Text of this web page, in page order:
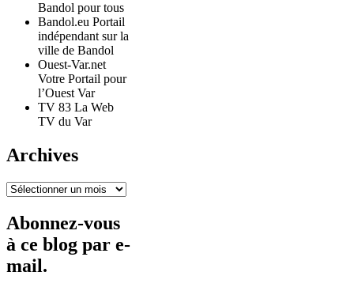
Bandol pour tous
Bandol.eu Portail
indépendant sur la
ville de Bandol
Ouest-Var.net
Votre Portail pour
l’Ouest Var
TV 83 La Web
TV du Var
Archives
Archives
Abonnez-vous
à ce blog par e-
mail.